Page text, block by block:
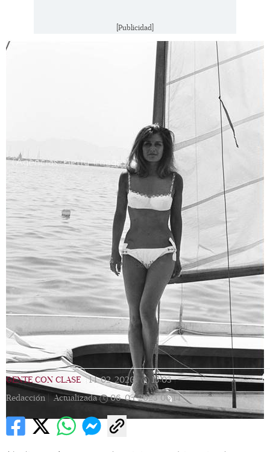
[Publicidad]
(Agencias, Getty Images)
[Publicidad]
GENTE CON CLASE | 14/02/2020 13:03 |
Redacción |
Actualizada 06/05/2023 06:14